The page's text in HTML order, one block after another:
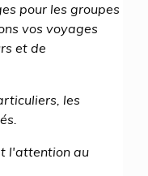
pour les groupes
vos voyages
et de
les
l'attention au